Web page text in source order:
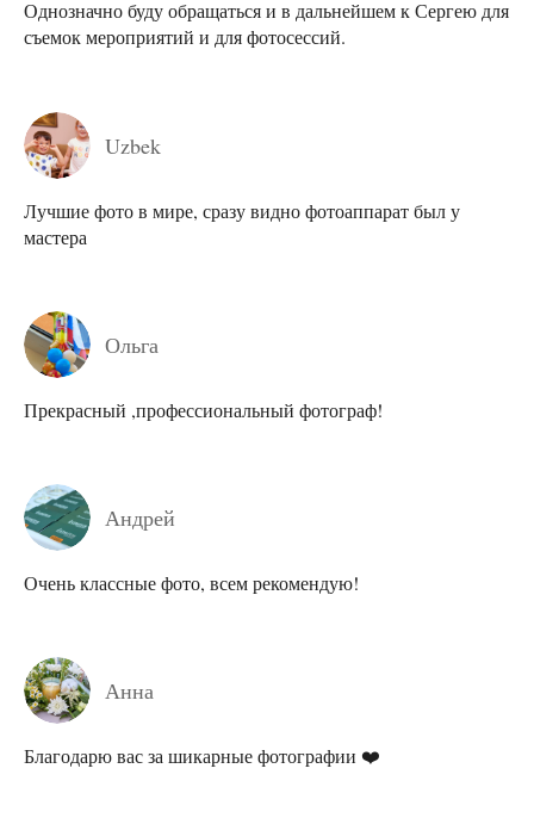
Однозначно буду обращаться и в дальнейшем к Сергею для
съемок мероприятий и для фотосессий.
Uzbek
Лучшие фото в мире, сразу видно фотоаппарат был у
мастера
Ольга
Прекрасный ,профессиональный фотограф!
Андрей
Очень классные фото, всем рекомендую!
Анна
Благодарю вас за шикарные фотографии ❤️